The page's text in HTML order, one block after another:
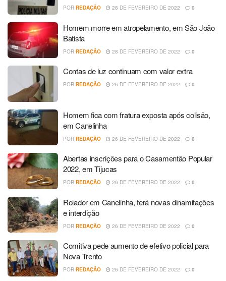
POR REDAÇÃO 28 DE FEVEREIRO DE 2022 0
Homem morre em atropelamento, em São João
Batista
POR REDAÇÃO 28 DE FEVEREIRO DE 2022 0
Contas de luz continuam com valor extra
POR REDAÇÃO 26 DE FEVEREIRO DE 2022 0
Homem fica com fratura exposta após colisão,
em Canelinha
POR REDAÇÃO 26 DE FEVEREIRO DE 2022 0
Abertas inscrições para o Casamentão Popular
2022, em Tijucas
POR REDAÇÃO 26 DE FEVEREIRO DE 2022 0
Rolador em Canelinha, terá novas dinamitações
e interdição
POR REDAÇÃO 26 DE FEVEREIRO DE 2022 0
Comitiva pede aumento de efetivo policial para
Nova Trento
POR REDAÇÃO 26 DE FEVEREIRO DE 2022 0